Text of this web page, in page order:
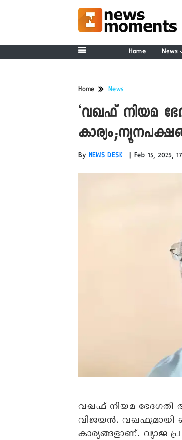
Home News
Home News
‘വഖഫ് നിയമ
By NEWS DESK | Feb 15, 2025,
വഖഫ് നിയമ ഭേദഗതി
വിജയൻ. വഖഫുമായി
കാര്യങ്ങളാണ്. വ്യാജ